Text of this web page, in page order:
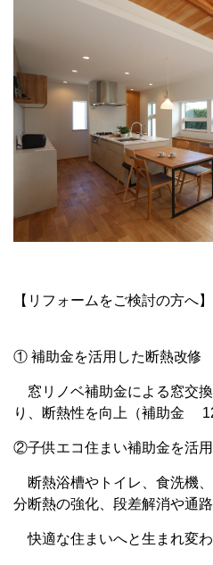
【リフォームをご検討の方へ】
① 補助金を活用した断熱改修
窓リノベ補助金による窓交
り、断熱性を向上（補助金
②子供エコ住まい補助金を活
断熱浴槽やトイレ、食洗機
分断熱の強化、段差解消や通
快適な住まいへと生まれ変わ